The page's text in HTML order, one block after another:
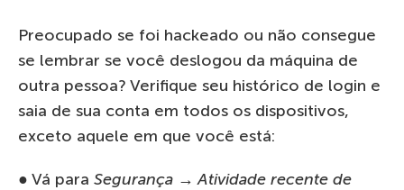
Preocupado se foi hackeado ou não consegue
se lembrar se você deslogou da máquina de
outra pessoa? Verifique seu histórico de login e
saia de sua conta em todos os dispositivos,
exceto aquele em que você está:
● Vá para Segurança → Atividade recente de